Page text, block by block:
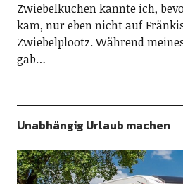
Zwiebelkuchen kannte ich,
kam, nur eben nicht auf
Zwiebelplootz. Während
gab…
Unabhängig Urlaub machen